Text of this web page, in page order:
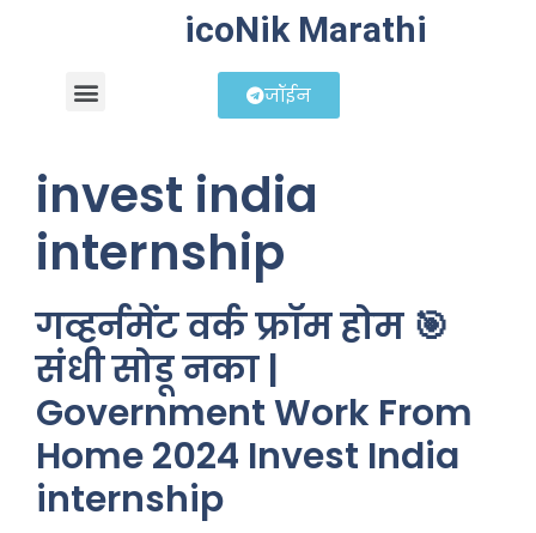
icoNik Marathi
जॉईन
invest india
internship
गव्हर्नमेंट वर्क फ्रॉम होम 🎯
संधी सोडू नका |
Government Work From
Home 2024 Invest India
internship